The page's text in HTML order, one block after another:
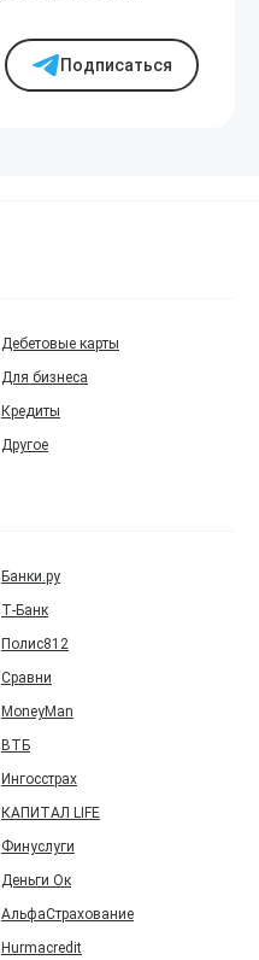
Подписаться
Дебетовые карты
Для бизнеса
Кредиты
Другое
Банки.ру
Т‑Банк
Полис812
Сравни
MoneyMan
ВТБ
Ингосстрах
КАПИТАЛ LIFE
Финуслуги
Деньги Ок
АльфаСтрахование
Hurmacredit